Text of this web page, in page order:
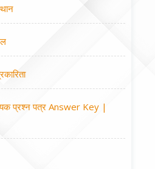
प्रश्न पत्र Answer Key |